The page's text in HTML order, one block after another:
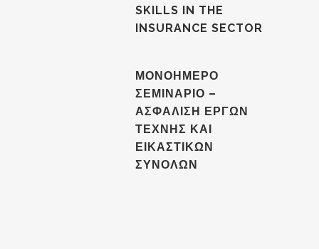
SKILLS IN THE
INSURANCE SECTOR
ΜΟΝΟΗΜΕΡΟ
ΣΕΜΙΝΑΡΙΟ –
ΑΣΦΑΛΙΣΗ ΕΡΓΩΝ
ΤΕΧΝΗΣ ΚΑΙ
ΕΙΚΑΣΤΙΚΩΝ
ΣΥΝΟΛΩΝ